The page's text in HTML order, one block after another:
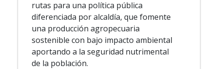
rutas para una política pública
diferenciada por alcaldía, que fomente
una producción agropecuaria
sostenible con bajo impacto ambiental
aportando a la seguridad nutrimental
de la población.